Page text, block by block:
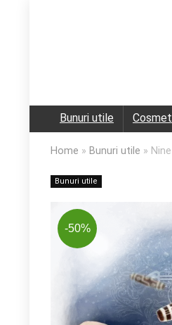
Bunuri utile
Home » Bunuri utile »
Bunuri utile
-50%